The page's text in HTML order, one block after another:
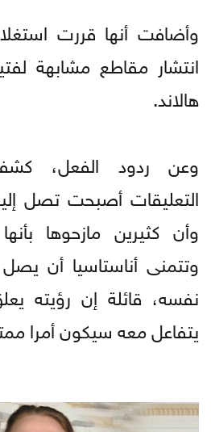
وأضافت أنها قررت
انتشار مقاطع مشابهة
هالاند.
وعن ردود الفعل،
التعليقات أصبحت تصل
وأن كثيرين مازحوها
وتتمنى أناستاسيا أن يصل
نفسه، قائلة إن رؤيته
يتفاعل معه سيكون أمرا